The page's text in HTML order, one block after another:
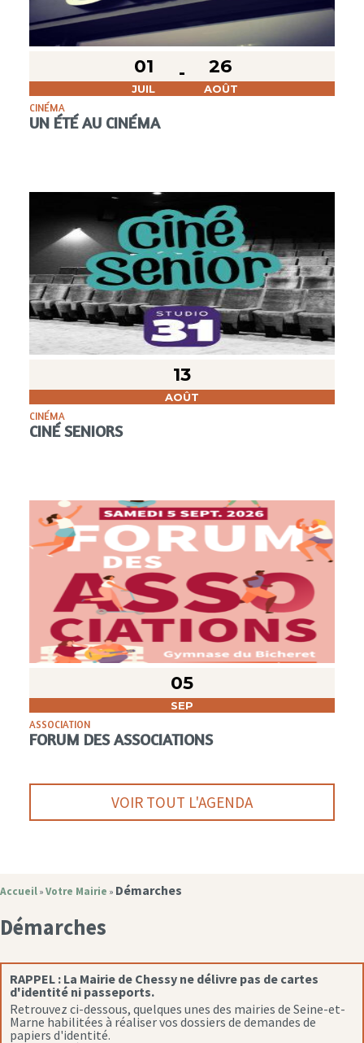
01
JUIL
26
AOÛT
CINÉMA
UN ÉTÉ AU CINÉMA
13
AOÛT
CINÉMA
CINÉ SENIORS
05
SEP
ASSOCIATION
FORUM DES ASSOCIATIONS
VOIR TOUT L'AGENDA
Accueil » Votre Mairie » Démarches
Démarches
RAPPEL : La Mairie de Chessy ne délivre pas de cartes
d'identité ni passeports.
Retrouvez ci-dessous, quelques unes des mairies de Seine-et-
Marne habilitées à réaliser vos dossiers de demandes de
papiers d'identité.